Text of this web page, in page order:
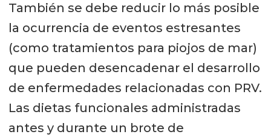
También se debe reducir lo más posible
la ocurrencia de eventos estresantes
(como tratamientos para piojos de mar)
que pueden desencadenar el desarrollo
de enfermedades relacionadas con PRV.
Las dietas funcionales administradas
antes y durante un brote de